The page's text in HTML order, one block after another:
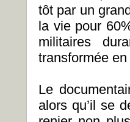
tôt par un
la vie pour
militaires
transformée
Le
alors qu’il se